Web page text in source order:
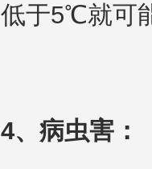
低于5℃就可
4、病虫害：